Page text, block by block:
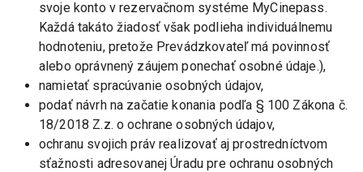
svoje konto v rezervačnom systéme MyCinepass.
Každá takáto žiadosť však podlieha individuálnemu
hodnoteniu, pretože Prevádzkovateľ má povinnosť
alebo oprávnený záujem ponechať osobné údaje.),
namietať spracúvanie osobných údajov,
podať návrh na začatie konania podľa § 100 Zákona č.
18/2018 Z.z. o ochrane osobných údajov,
ochranu svojich práv realizovať aj prostredníctvom
sťažnosti adresovanej Úradu pre ochranu osobných